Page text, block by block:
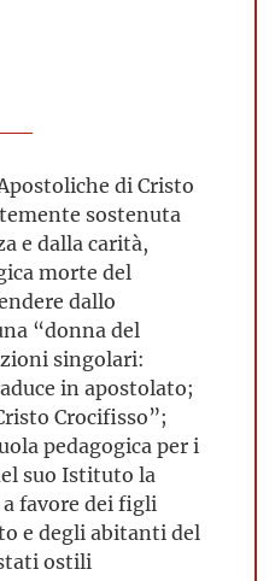
di Cristo
sostenuta
e dalla carità,
morte del
dallo
“donna del
singolari:
in apostolato;
Crocifisso”;
pedagogica per i
suo Istituto la
favore dei figli
e degli abitanti del
ostili